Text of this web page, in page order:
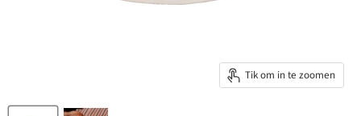
Tik om in te zoomen